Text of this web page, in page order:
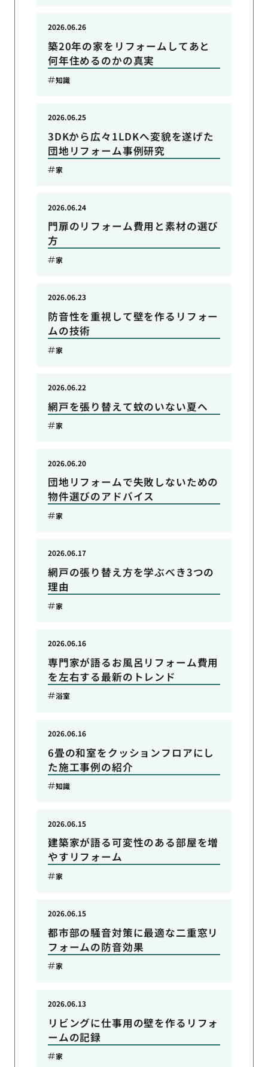
築20年の家をリフォームしてあと
何年住めるのかの真実
2026.06.26
知識
3DKから広々1LDKへ変貌を遂げた
団地リフォーム事例研究
2026.06.25
家
門扉のリフォーム費用と素材の選び
方
2026.06.24
家
防音性を重視して壁を作るリフォー
ムの技術
2026.06.23
家
網戸を張り替えて蚊のいない夏へ
2026.06.22
家
団地リフォームで失敗しないための
物件選びのアドバイス
2026.06.20
家
網戸の張り替え方を学ぶべき3つの
理由
2026.06.17
家
専門家が語るお風呂リフォーム費用
を左右する最新のトレンド
2026.06.16
浴室
6畳の和室をクッションフロアにし
た施工事例の紹介
2026.06.16
知識
建築家が語る可変性のある部屋を増
やすリフォーム
2026.06.15
家
都市部の騒音対策に最適な二重窓リ
フォームの防音効果
2026.06.15
家
リビングに仕事用の壁を作るリフォ
ームの記録
2026.06.13
家